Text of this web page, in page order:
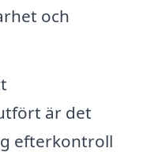
och
är det
efterkontroll